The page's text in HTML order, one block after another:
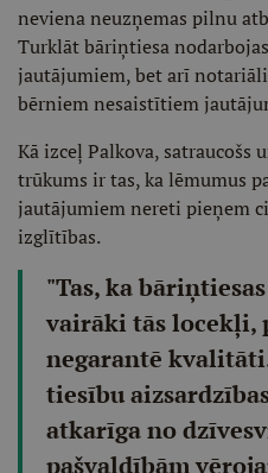
neviena neuzņemas pilnu
Turklāt bāriņtiesa
jautājumiem, bet arī
bērniem nesaistītiem
Kā izceļ Palkova, satraucošs
trūkums ir tas, ka lēmumus
jautājumiem nereti pieņem
izglītības.
"Tas, ka
vairāki tās locekļi,
negarantē
tiesību
atkarīga no
pašvaldībām